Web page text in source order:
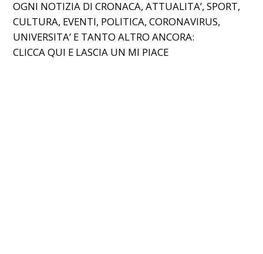
OGNI NOTIZIA DI CRONACA, ATTUALITA’, SPORT,
CULTURA, EVENTI, POLITICA, CORONAVIRUS,
UNIVERSITA’ E TANTO ALTRO ANCORA:
CLICCAQUI E LASCIA UN MI PIACE